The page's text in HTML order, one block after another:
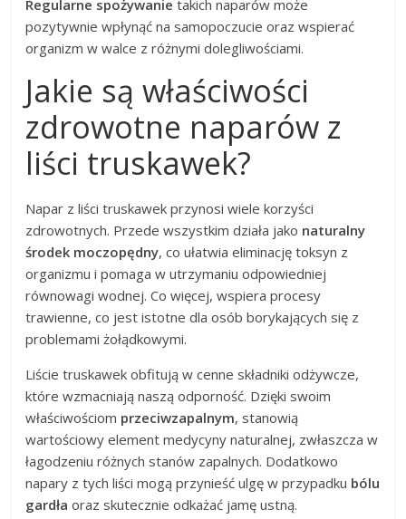
Regularne spożywanie takich naparów może
pozytywnie wpłynąć na samopoczucie oraz wspierać
organizm w walce z różnymi dolegliwościami.
Jakie są właściwości
zdrowotne naparów z
liści truskawek?
Napar z liści truskawek przynosi wiele korzyści
zdrowotnych. Przede wszystkim działa jako naturalny
środek moczopędny, co ułatwia eliminację toksyn z
organizmu i pomaga w utrzymaniu odpowiedniej
równowagi wodnej. Co więcej, wspiera procesy
trawienne, co jest istotne dla osób borykających się z
problemami żołądkowymi.
Liście truskawek obfitują w cenne składniki odżywcze,
które wzmacniają naszą odporność. Dzięki swoim
właściwościom przeciwzapalnym, stanowią
wartościowy element medycyny naturalnej, zwłaszcza w
łagodzeniu różnych stanów zapalnych. Dodatkowo
napary z tych liści mogą przynieść ulgę w przypadku bólu
gardła oraz skutecznie odkażać jamę ustną.